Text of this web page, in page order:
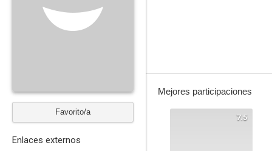
Favorito/a
Enlaces externos
Mejores participaciones
7.5